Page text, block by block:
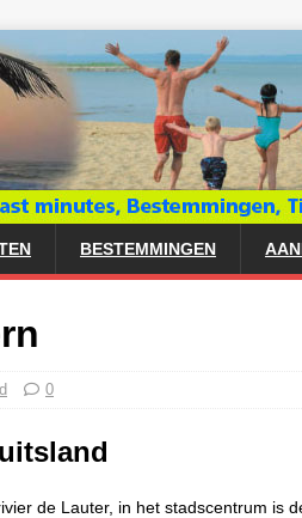
BESTEMMINGEN
0
de Lauter, in het stadscentrum is